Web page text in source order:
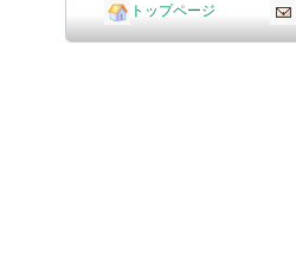
トップページ